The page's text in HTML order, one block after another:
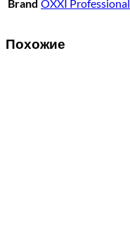
Brand OXXI Professional
Похожие